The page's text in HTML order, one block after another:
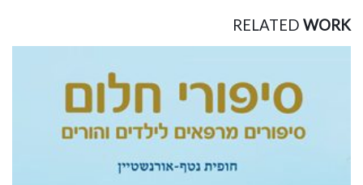
RELATED WORK